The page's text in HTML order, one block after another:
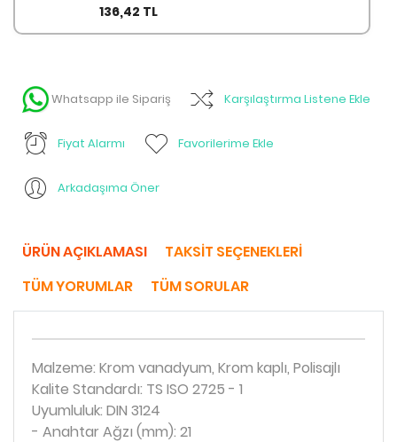
136,42 TL
Whatsapp ile Sipariş Karşılaştırma Listene Ekle
Fiyat Alarmı Favorilerime Ekle
Arkadaşıma Öner
ÜRÜN AÇIKLAMASI
TAKSIT SEÇENEKLERI
TÜM YORUMLAR
TÜM SORULAR
Malzeme: Krom vanadyum, Krom kaplı, Polisajlı
Kalite Standardı: TS ISO 2725 - 1
Uyumluluk: DIN 3124
- Anahtar Ağzı (mm): 21